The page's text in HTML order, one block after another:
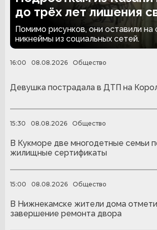
до трёх лет лишения
за граффити
Помимо рисунков, они оставили на
никнеймы из социальных сетей.
16:00 08.08.2026 Общество
Девушка пострадала в ДТП на
15:30 08.08.2026 Общество
В Кукморе две многодетные семьи
жилищные сертификаты
15:00 08.08.2026 Общество
В Нижнекамске жители дома
завершение ремонта двора